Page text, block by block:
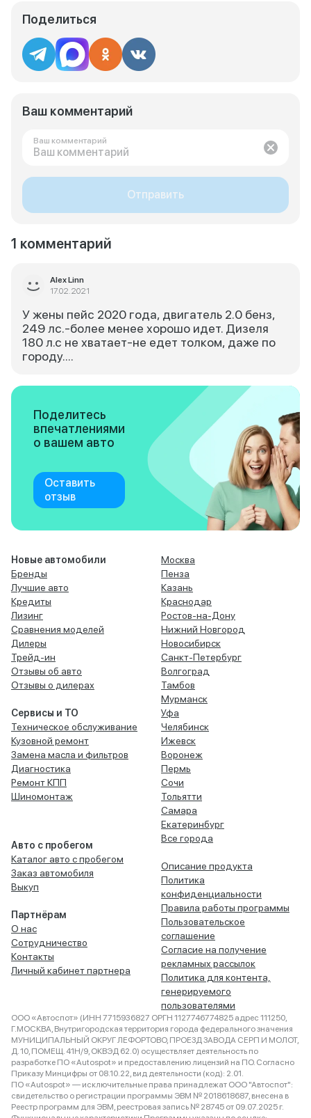
Поделиться
Ваш комментарий
Ваш комментарий
Отправить
1 комментарий
Alex Linn
17.02.2021
У жены пейс 2020 года, двигатель 2.0 бенз,
249 лс.-более менее хорошо идет. Дизеля
180 л.с не хватает-не едет толком, даже по
городу....
Поделитесь
впечатлениями
о вашем авто
Оставить
отзыв
Новые автомобили
Бренды
Лучшие авто
Кредиты
Лизинг
Сравнения моделей
Дилеры
Трейд-ин
Отзывы об авто
Отзывы о дилерах
Сервисы и ТО
Техническое обслуживание
Кузовной ремонт
Замена масла и фильтров
Диагностика
Ремонт КПП
Шиномонтаж
Авто с пробегом
Каталог авто с пробегом
Заказ автомобиля
Выкуп
Партнёрам
О нас
Сотрудничество
Контакты
Личный кабинет партнера
Москва
Пенза
Казань
Краснодар
Ростов-на-Дону
Нижний Новгород
Новосибирск
Санкт-Петербург
Волгоград
Тамбов
Мурманск
Уфа
Челябинск
Ижевск
Воронеж
Пермь
Сочи
Тольятти
Самара
Екатеринбург
Все города
Описание продукта
Политика
конфиденциальности
Правила работы программы
Пользовательское
соглашение
Согласие на получение
рекламных рассылок
Политика для контента,
генерируемого
пользователями
ООО «Автоспот» (ИНН 7715936827 ОРГН 1127746774825 адрес 111250,
Г.МОСКВА, Внутригородская территория города федерального значения
МУНИЦИПАЛЬНЫЙ ОКРУГ ЛЕФОРТОВО, ПРОЕЗД ЗАВОДА СЕРП И МОЛОТ,
Д. 10, ПОМЕЩ. 41Н/9, ОКВЭД 62.0) осуществляет деятельность по
разработке ПО «Autospot» и предоставлению лицензий на ПО. Согласно
Приказу Минцифры от 08.10.22, вид деятельности (код): 2.01.
ПО «Autospot» — исключительные права принадлежат ООО "Автоспот":
свидетельство о регистрации программы ЭВМ № 2018618687, внесена в
Реестр программ для ЭВМ, реестровая запись № 28745 от 09.07.2025 г.